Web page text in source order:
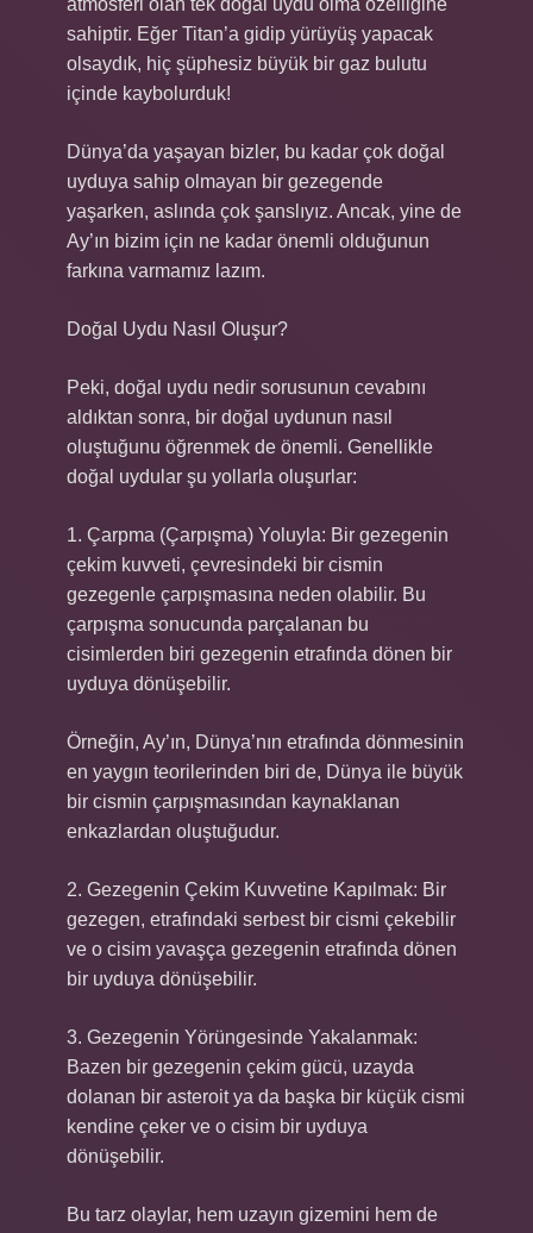
atmosferi olan tek doğal uydu olma özelliğine
sahiptir. Eğer Titan’a gidip yürüyüş yapacak
olsaydık, hiç şüphesiz büyük bir gaz bulutu
içinde kaybolurduk!
Dünya’da yaşayan bizler, bu kadar çok doğal
uyduya sahip olmayan bir gezegende
yaşarken, aslında çok şanslıyız. Ancak, yine de
Ay’ın bizim için ne kadar önemli olduğunun
farkına varmamız lazım.
Doğal Uydu Nasıl Oluşur?
Peki, doğal uydu nedir sorusunun cevabını
aldıktan sonra, bir doğal uydunun nasıl
oluştuğunu öğrenmek de önemli. Genellikle
doğal uydular şu yollarla oluşurlar:
1. Çarpma (Çarpışma) Yoluyla: Bir gezegenin
çekim kuvveti, çevresindeki bir cismin
gezegenle çarpışmasına neden olabilir. Bu
çarpışma sonucunda parçalanan bu
cisimlerden biri gezegenin etrafında dönen bir
uyduya dönüşebilir.
Örneğin, Ay’ın, Dünya’nın etrafında dönmesinin
en yaygın teorilerinden biri de, Dünya ile büyük
bir cismin çarpışmasından kaynaklanan
enkazlardan oluştuğudur.
2. Gezegenin Çekim Kuvvetine Kapılmak: Bir
gezegen, etrafındaki serbest bir cismi çekebilir
ve o cisim yavaşça gezegenin etrafında dönen
bir uyduya dönüşebilir.
3. Gezegenin Yörüngesinde Yakalanmak:
Bazen bir gezegenin çekim gücü, uzayda
dolanan bir asteroit ya da başka bir küçük cismi
kendine çeker ve o cisim bir uyduya
dönüşebilir.
Bu tarz olaylar, hem uzayın gizemini hem de